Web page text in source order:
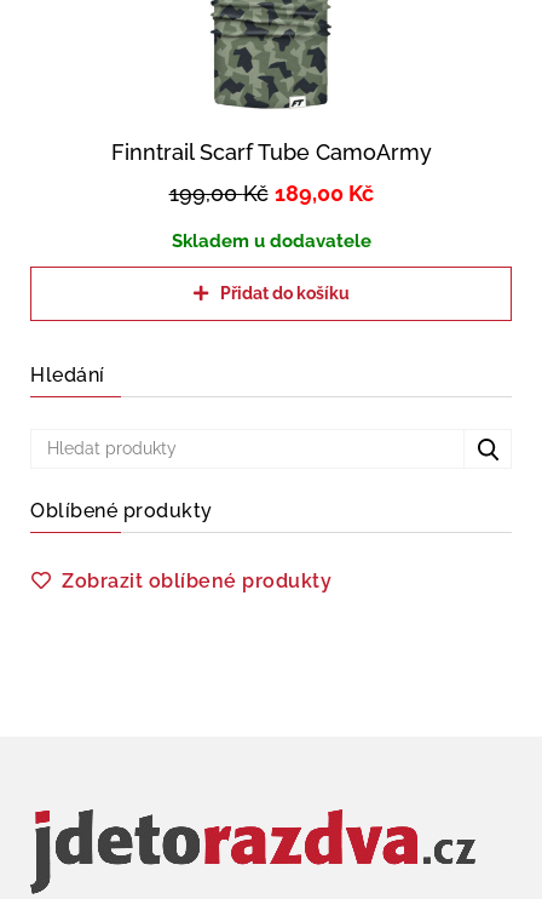
Finntrail Scarf Tube CamoArmy
199,00Kč 189,00 Kč
Skladem u dodavatele
Přidat do košíku
Hledání
Oblíbené produkty
Zobrazit oblíbené produkty